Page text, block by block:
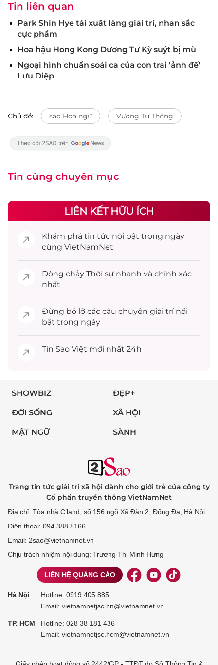
Tin liên quan
Park Shin Hye tái xuất làng giải trí, nhan sắc
cực phẩm
Hoa hậu Hong Kong Dương Tư Kỳ suýt bị mù
Ngoại hình chuẩn soái ca của con trai 'ảnh đế'
Lưu Diệp
Chủ đề: sao Hoa ngữ Vương Tư Thông
Tin cùng chuyên mục
LIÊN KẾT HỮU ÍCH
Khám phá tin tức nổi bật trong ngày
cùng VietNamNet
Dòng chảy Thời sự nhanh và chính xác
nhất
Đừng bỏ lỡ các câu chuyện giải trínổi
bật trong ngày
Tin Sao Việt mới nhất 24h
SHOWBIZ ĐẸP+
ĐỜI SỐNG XÃ HỘI
MẬT NGỮ SÀNH
Trang tin tức giải trí xã hội dành cho giới trẻ của công ty
Cổ phần truyền thông VietNamNet
Địa chỉ: Tòa nhà C’land, số 156 ngõ Xã Đàn 2, Đống Đa, Hà Nội
Điện thoại: 094 388 8166
Email: 2sao@vietnamnet.vn
Chịu trách nhiệm nội dung: Trương Thị Minh Hưng
LIÊN HỆ QUẢNG CÁO
Hà Nội Hotline: 0919 405 885
Email: vietnamnetjsc.hn@vietnamnet.vn
TP. HCM Hotline: 028 38 181 436
Email: vietnamnetjsc.hcm@vietnamnet.vn